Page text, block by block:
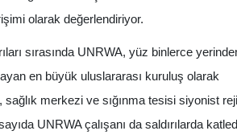
olarak değerlendiriyor.
sırasında UNRWA, yüz binlerce
en büyük uluslararası kuruluş olarak
merkezi ve sığınma tesisi siyonist
UNRWA çalışanı da saldırılarda